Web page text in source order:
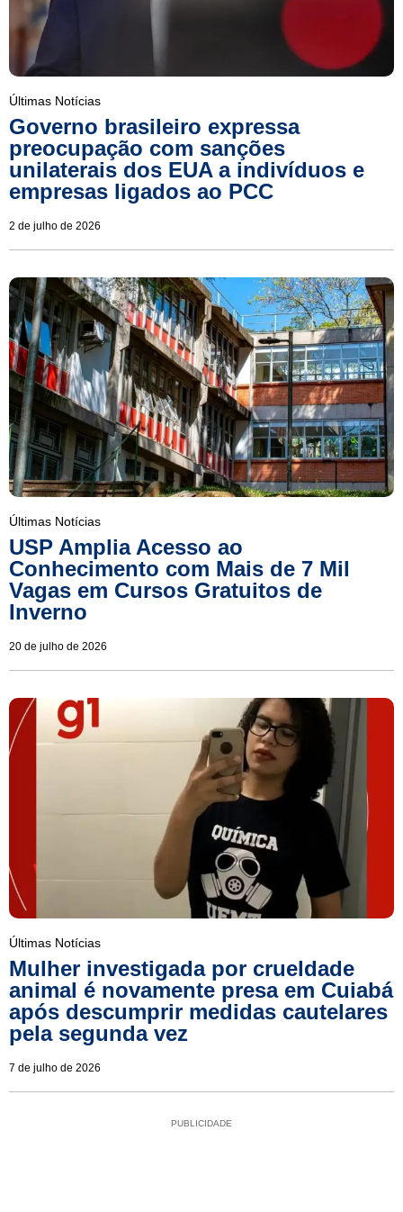
Últimas Notícias
Governo brasileiro expressa
preocupação com sanções
unilaterais dos EUA a indivíduos e
empresas ligados ao PCC
2 de julho de 2026
Últimas Notícias
USP Amplia Acesso ao
Conhecimento com Mais de 7 Mil
Vagas em Cursos Gratuitos de
Inverno
20 de julho de 2026
Últimas Notícias
Mulher investigada por crueldade
animal é novamente presa em Cuiabá
após descumprir medidas cautelares
pela segunda vez
7 de julho de 2026
PUBLICIDADE